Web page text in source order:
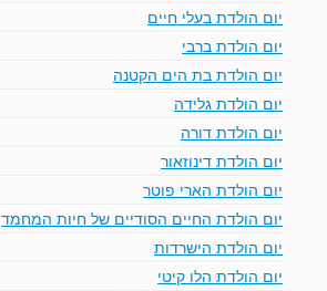
יום הולדת בעלי חיים
יום הולדת ברבי
יום הולדת בת הים הקטנה
יום הולדת גלידה
יום הולדת דורה
יום הולדת דינוזאור
יום הולדת הארי פוטר
יום הולדת החיים הסודיים של חיות המחמד
יום הולדת הישרדות
יום הולדת הלו קיטי